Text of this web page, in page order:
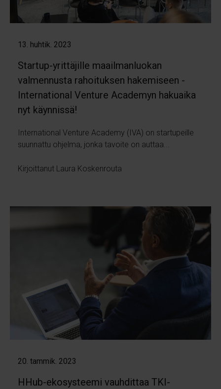
13. huhtik. 2023
Startup-yrittäjille maailmanluokan
valmennusta rahoituksen hakemiseen -
International Venture Academyn hakuaika
nyt käynnissä!
International Venture Academy (IVA) on startupeille
suunnattu ohjelma, jonka tavoite on auttaa...
Kirjoittanut Laura Koskenrouta
20. tammik. 2023
HHub-ekosysteemi vauhdittaa TKI-